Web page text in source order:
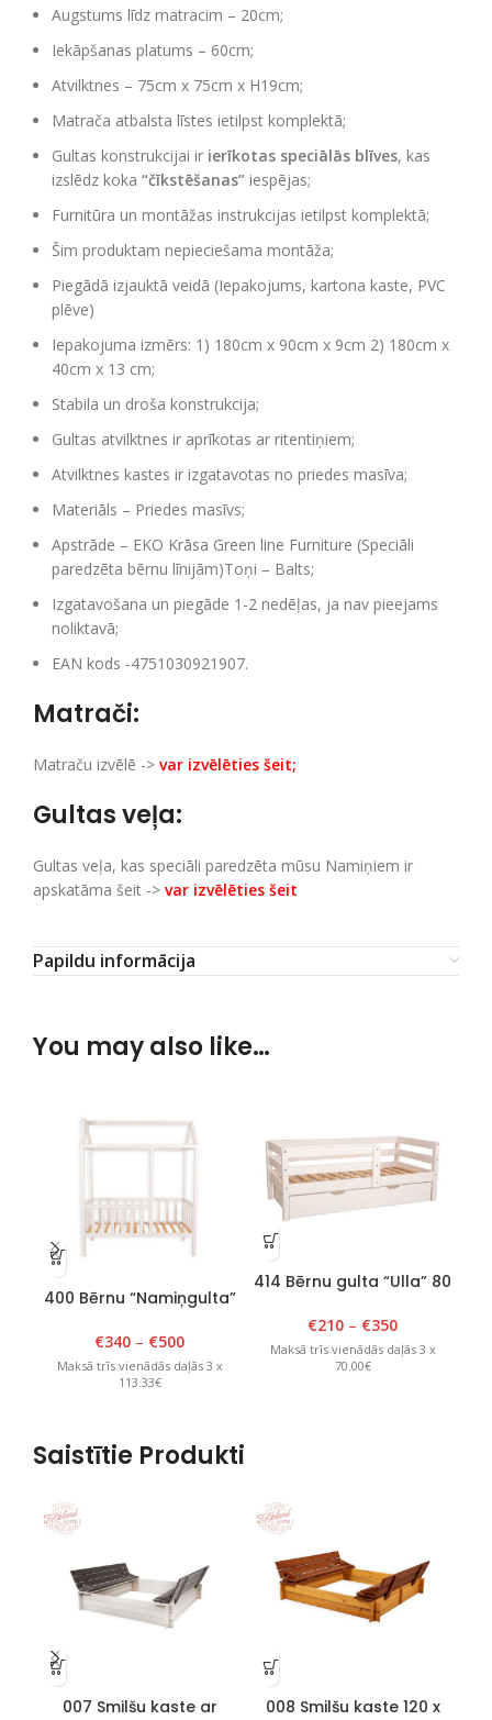
Augstums līdz matracim – 20cm;
Iekāpšanas platums – 60cm;
Atvilktnes – 75cm x 75cm x H19cm;
Matrača atbalsta līstes ietilpst komplektā;
Gultas konstrukcijai ir ierīkotas speciālās blīves, kas
izslēdz koka “čīkstēšanas” iespējas;
Furnitūra un montāžas instrukcijas ietilpst komplektā;
Šim produktam nepieciešama montāža;
Piegādā izjauktā veidā (Iepakojums, kartona kaste, PVC
plēve)
Iepakojuma izmērs: 1) 180cm x 90cm x 9cm 2) 180cm x
40cm x 13 cm;
Stabila un droša konstrukcija;
Gultas atvilktnes ir aprīkotas ar ritentiņiem;
Atvilktnes kastes ir izgatavotas no priedes masīva;
Materiāls – Priedes masīvs;
Apstrāde – EKO Krāsa Green line Furniture (Speciāli
paredzēta bērnu līnijām)Toņi – Balts;
Izgatavošana un piegāde 1-2 nedēļas, ja nav pieejams
noliktavā;
EAN kods -4751030921907.
Matrači:
Matraču izvēlē -> var izvēlēties šeit;
Gultas veļa:
Gultas veļa, kas speciāli paredzēta mūsu Namiņiem ir
apskatāma šeit -> var izvēlēties šeit
Papildu informācija
You may also like…
400 Bērnu “Namiņgulta”
Balta
€340 – €500
Maksā trīs vienādās daļās 3 x
113.33€
414 Bērnu gulta “Ulla” 80
€210 – €350
Maksā trīs vienādās daļās 3 x
70.00€
Saistītie Produkti
007 Smilšu kaste ar
008 Smilšu kaste 120 x